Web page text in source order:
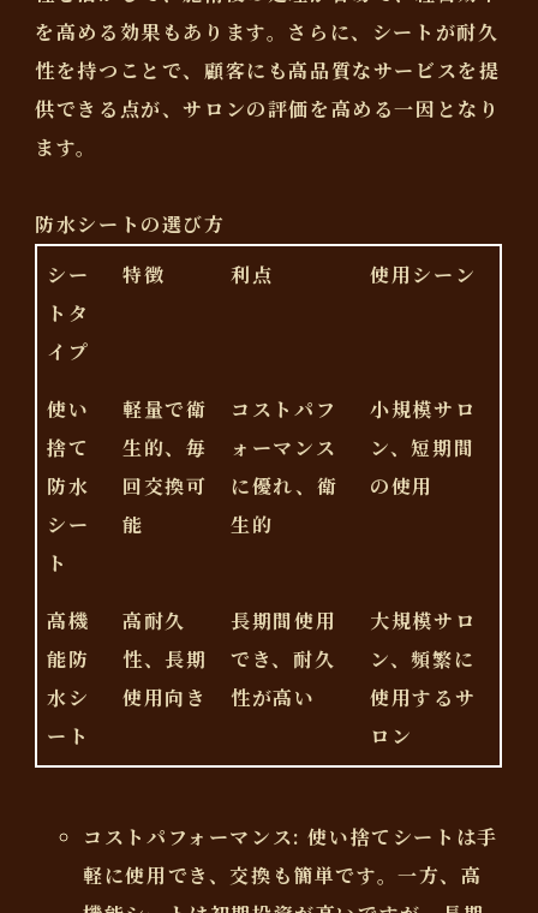
を高める効果もあります。さらに、シートが耐久
性を持つことで、顧客にも高品質なサービスを提
供できる点が、サロンの評価を高める一因となり
ます。
防水シートの選び方
シー
トタ
イプ
特徴 利点 使用シーン
使い
捨て
防水
シー
ト
軽量で衛
生的、毎
回交換可
能
コストパフ
ォーマンス
に優れ、衛
生的
小規模サロ
ン、短期間
の使用
高機
能防
水シ
ート
高耐久
性、長期
使用向き
長期間使用
でき、耐久
性が高い
大規模サロ
ン、頻繁に
使用するサ
ロン
コストパフォーマンス: 使い捨てシートは手
軽に使用でき、交換も簡単です。一方、高